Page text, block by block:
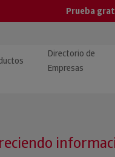
Prueba
Directorio de
Empresas
Pública